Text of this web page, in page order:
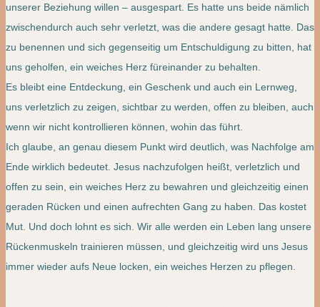
unserer Beziehung willen – ausgespart. Es hatte uns beide nämlich
zwischendurch auch sehr verletzt, was die andere gesagt hatte. Das
zu benennen und sich gegenseitig um Entschuldigung zu bitten, hat
uns geholfen, ein weiches Herz füreinander zu behalten.
Es bleibt eine Entdeckung, ein Geschenk und auch ein Lernweg,
uns verletzlich zu zeigen, sichtbar zu werden, offen zu bleiben, auch
wenn wir nicht kontrollieren können, wohin das führt.
Ich glaube, an genau diesem Punkt wird deutlich, was Nachfolge am
Ende wirklich bedeutet. Jesus nachzufolgen heißt, verletzlich und
offen zu sein, ein weiches Herz zu bewahren und gleichzeitig einen
geraden Rücken und einen aufrechten Gang zu haben. Das kostet
Mut. Und doch lohnt es sich. Wir alle werden ein Leben lang unsere
Rückenmuskeln trainieren müssen, und gleichzeitig wird uns Jesus
immer wieder aufs Neue locken, ein weiches Herzen zu pflegen.